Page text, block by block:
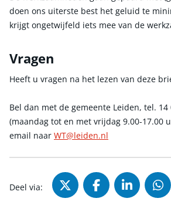
doen ons uiterste best het geluid te
krijgt ongetwijfeld iets mee van de
Vragen
Heeft u vragen na het lezen van deze
Bel dan met de gemeente Leiden, tel. 14
(maandag tot en met vrijdag 9.00-17.00
email naar WT@leiden.nl
Deel via: Deel via X
Deel viaDeel